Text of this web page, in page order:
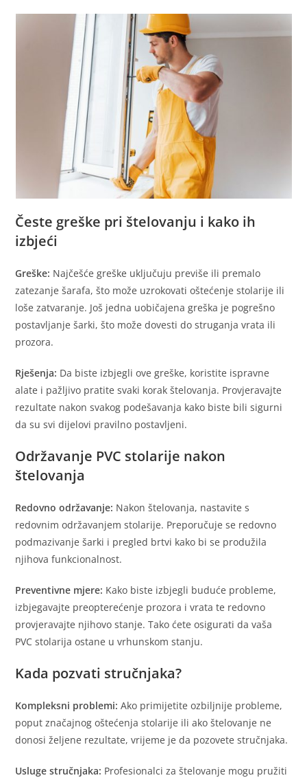
Česte greške pri štelovanju i kako ih
izbjeći
Greške: Najčešće greške uključuju previše ili premalo
zatezanje šarafa, što može uzrokovati oštećenje stolarije ili
loše zatvaranje. Još jedna uobičajena greška je pogrešno
postavljanje šarki, što može dovesti do struganja vrata ili
prozora.
Rješenja: Da biste izbjegli ove greške, koristite ispravne
alate i pažljivo pratite svaki korak štelovanja. Provjeravajte
rezultate nakon svakog podešavanja kako biste bili sigurni
da su svi dijelovi pravilno postavljeni.
Održavanje PVC stolarije nakon
štelovanja
Redovno održavanje: Nakon štelovanja, nastavite s
redovnim održavanjem stolarije. Preporučuje se redovno
podmazivanje šarki i pregled brtvi kako bi se produžila
njihova funkcionalnost.
Preventivne mjere: Kako biste izbjegli buduće probleme,
izbjegavajte preopterećenje prozora i vrata te redovno
provjeravajte njihovo stanje. Tako ćete osigurati da vaša
PVC stolarija ostane u vrhunskom stanju.
Kada pozvati stručnjaka?
Kompleksni problemi: Ako primijetite ozbiljnije probleme,
poput značajnog oštećenja stolarije ili ako štelovanje ne
donosi željene rezultate, vrijeme je da pozovete stručnjaka.
Usluge stručnjaka: Profesionalci za štelovanje mogu pružiti